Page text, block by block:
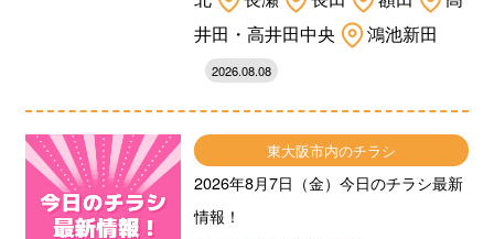
井田・高井田中央
鴻池新田
2026.08.08
東大阪市内のチラシ
2026年8月7日（金）今日のチラシ最新
情報！